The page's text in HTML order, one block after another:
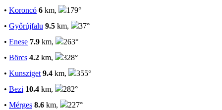
• Koroncó 6 km,
179°
• Győrújfalu 9.5 km,
37°
• Enese 7.9 km,
263°
• Börcs 4.2 km,
328°
• Kunsziget 9.4 km,
355°
• Bezi 10.4 km,
282°
• Mérges 8.6 km, 227°